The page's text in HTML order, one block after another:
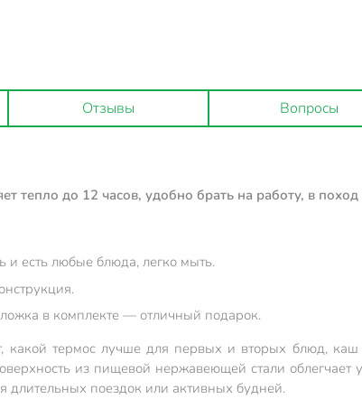
Отзывы Вопросы
тепло до 12 часов, удобно брать на работу, в поход
есть любые блюда, легко мыть.
в комплекте — отличный подарок.
термос лучше для первых и вторых блюд, каш
из пищевой нержавеющей стали
длительных поездок или активных будней.